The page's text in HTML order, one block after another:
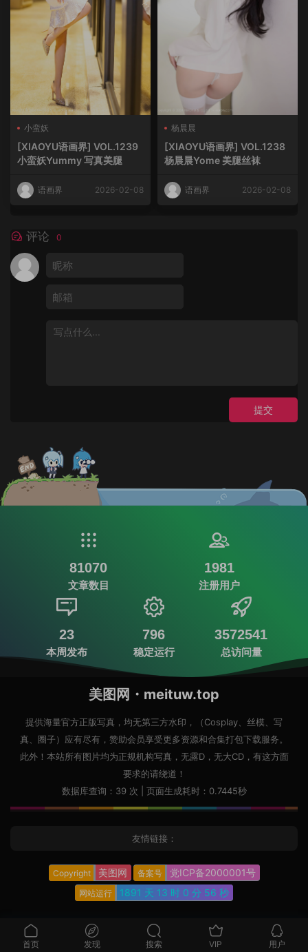
小蛮妖
[XIAOYU语画界] VOL.1239
小蛮妖Yummy 写真美腿
语画界 2026-02-08
杨晨晨
[XIAOYU语画界] VOL.1238
杨晨晨Yome 美腿丝袜
语画界 2026-02-08
评论 0
提交
81070
文章数目
1981
注册用户
23
本周发布
796
稳定运行
3572541
总访问量
美图网・meituw.top
提供海量官方正版写真，均无第三方水印，（Cosplay、丝模、写
真、圈子）应有尽有，赞助会员享受更多资源和合集打包下载服务。
此外！本站所有图片均为正规机构写真，无露D，无大CD，有这方面
要求的请绕道！
数据库查询：39 次 | 页面生成耗时：0.7445秒
友情链接：
Copyright 美图网 备案号 党ICP备2000001号
网站运行 1891 天 13 时 0 分 57 秒
首页 发现 搜索 VIP 用户